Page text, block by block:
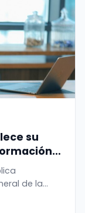
su
otorgado
de la